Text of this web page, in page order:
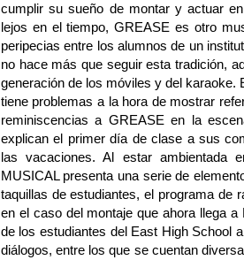
cumplir su sueño de montar y actuar
lejos en el tiempo, GREASE es otro
peripecias entre los alumnos de un
no hace más que seguir esta tradición,
generación de los móviles y del karaoke.
tiene problemas a la hora de mostrar
reminiscencias a GREASE en la
explican el primer día de clase a sus
las vacaciones. Al estar ambientada
MUSICAL presenta una serie de
taquillas de estudiantes, el programa de
en el caso del montaje que ahora llega
de los estudiantes del East High School
diálogos, entre los que se cuentan